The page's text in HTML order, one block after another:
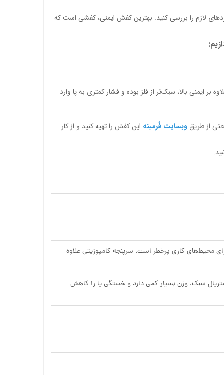
لازم را بررسی کنید. بهترین کفش ایمنی، کفشی است که
ایمنی بالا، سبک‌تر از فلز بوده و فشار کمتری به پا وارد
وبسایت فُرمینه این کفش را تهیه کنید و از کار
کفش انتخابی ایده‌آل برای محیط‌های کاری پرخطر است. سرپنجه کامپوزیتی علاوه
سبک، وزن بسیار کمی دارد و خستگی پا را کاهش